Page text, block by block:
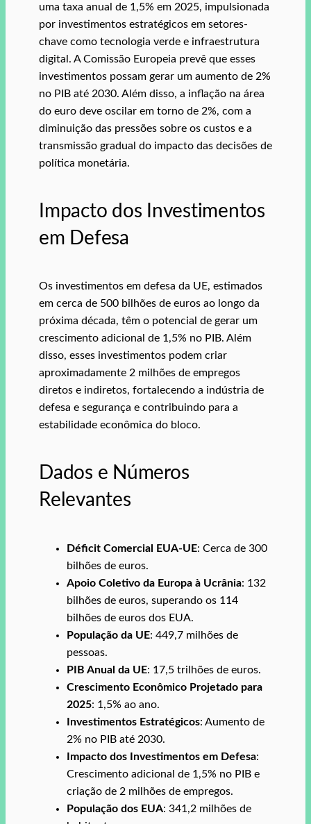
uma taxa anual de 1,5% em 2025, impulsionada
por investimentos estratégicos em setores-
chave como tecnologia verde e infraestrutura
digital. A Comissão Europeia prevê que esses
investimentos possam gerar um aumento de 2%
no PIB até 2030. Além disso, a inflação na área
do euro deve oscilar em torno de 2%, com a
diminuição das pressões sobre os custos e a
transmissão gradual do impacto das decisões de
política monetária.
Impacto dos Investimentos
em Defesa
Os investimentos em defesa da UE, estimados
em cerca de 500 bilhões de euros ao longo da
próxima década, têm o potencial de gerar um
crescimento adicional de 1,5% no PIB. Além
disso, esses investimentos podem criar
aproximadamente 2 milhões de empregos
diretos e indiretos, fortalecendo a indústria de
defesa e segurança e contribuindo para a
estabilidade econômica do bloco.
Dados e Números
Relevantes
Déficit Comercial EUA-UE: Cerca de 300
bilhões de euros.
Apoio Coletivo da Europa à Ucrânia: 132
bilhões de euros, superando os 114
bilhões de euros dos EUA.
População da UE: 449,7 milhões de
pessoas.
PIB Anual da UE: 17,5 trilhões de euros.
Crescimento Econômico Projetado para
2025: 1,5% ao ano.
Investimentos Estratégicos: Aumento de
2% no PIB até 2030.
Impacto dos Investimentos em Defesa:
Crescimento adicional de 1,5% no PIB e
criação de 2 milhões de empregos.
População dos EUA: 341,2 milhões de